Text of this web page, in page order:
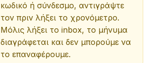
κωδικό ή σύνδεσμο, αντιγράψτε
τον πριν λήξει το χρονόμετρο.
Μόλις λήξει το inbox, το μήνυμα
διαγράφεται και δεν μπορούμε να
το επαναφέρουμε.